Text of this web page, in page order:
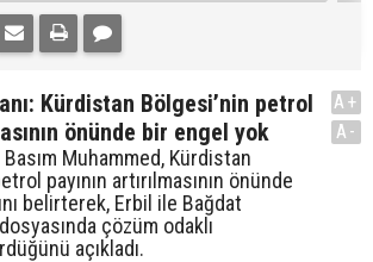
Kürdistan Bölgesi’nin petrol
önünde bir engel yok
Muhammed, Kürdistan
payının artırılmasının önünde
belirterek, Erbil ile Bağdat
çözüm odaklı
açıkladı.
A+
A-